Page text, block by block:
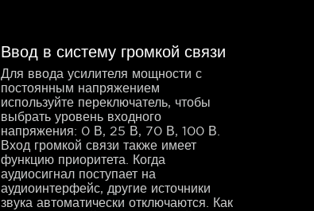
Ввод в систему громкой связи
Для ввода усилителя мощности с
постоянным напряжением
используйте переключатель, чтобы
выбрать уровень входного
напряжения: 0 В, 25 В, 70 В, 100 В.
Вход громкой связи также имеет
функцию приоритета. Когда
аудиосигнал поступает на
аудиоинтерфейс, другие источники
звука автоматически отключаются. Как